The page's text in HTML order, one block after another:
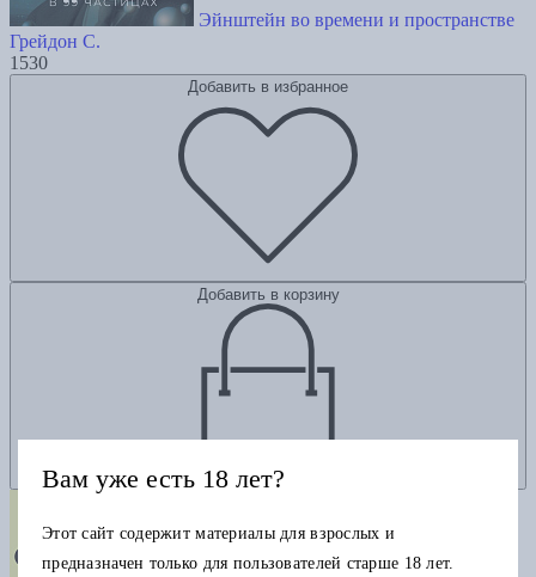
Эйнштейн во времени и пространстве
Грейдон С.
1530
Добавить в избранное
Добавить в корзину
Вам уже есть 18 лет?
Этот сайт содержит материалы для взрослых и
предназначен только для пользователей старше 18 лет.